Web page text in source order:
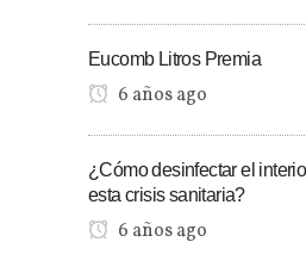
Eucomb Litros Premia
6 años ago
¿Cómo desinfectar el
esta crisis sanitaria?
6 años ago